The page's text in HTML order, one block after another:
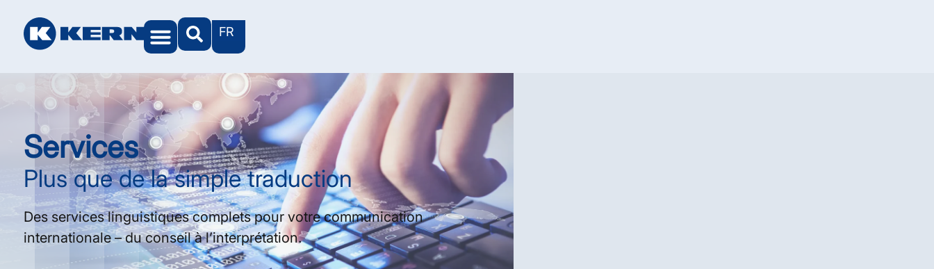
FR
Services
Plus que de la simple traduction
Des services linguistiques complets pour votre communication
internationale – du conseil à l’interprétation.